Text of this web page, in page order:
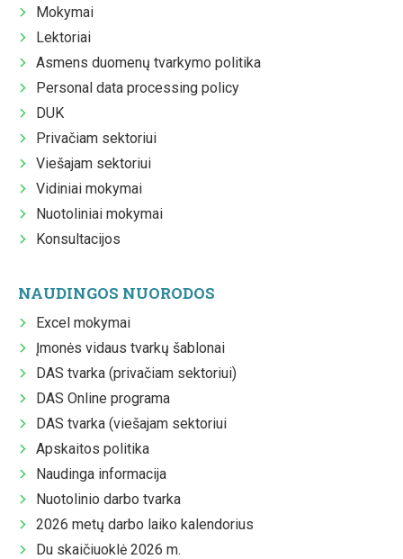
Mokymai
Lektoriai
Asmens duomenų tvarkymo politika
Personal data processing policy
DUK
Privačiam sektoriui
Viešajam sektoriui
Vidiniai mokymai
Nuotoliniai mokymai
Konsultacijos
NAUDINGOS NUORODOS
Excel mokymai
Įmonės vidaus tvarkų šablonai
DAS tvarka (privačiam sektoriui)
DAS Online programa
DAS tvarka (viešajam sektoriui
Apskaitos politika
Naudinga informacija
Nuotolinio darbo tvarka
2026 metų darbo laiko kalendorius
Du skaičiuoklė 2026 m.